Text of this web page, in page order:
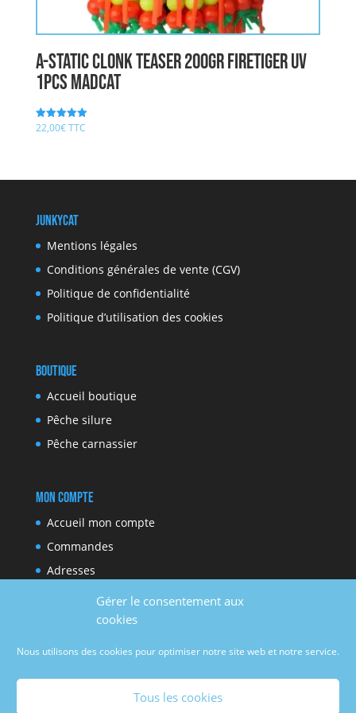
Gérer le consentement aux
cookies
Nous utilisons des cookies pour optimiser notre site web et notre service.
Tous les cookies
A-STATIC CLONK TEASER 200gr FIRETIGER UV
1pcs MADCAT
Note
5.00
22,00€TTC
JunkyCat
Mentions légales
Conditions générales de vente (CGV)
Politique de confidentialité
Politique d’utilisation des cookies
Boutique
Accueil boutique
Pêche silure
Pêche carnassier
Mon compte
Accueil mon compte
Commandes
Adresses
Moyens de paiement
Détails du compte
Youtube